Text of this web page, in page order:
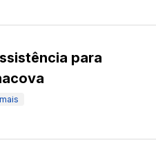
para